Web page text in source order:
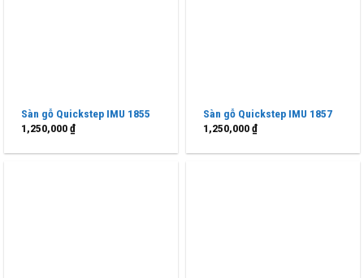
Sàn gỗ Quickstep IMU 1855
1,250,000₫
Sàn gỗ Quickstep IMU 1857
1,250,000₫